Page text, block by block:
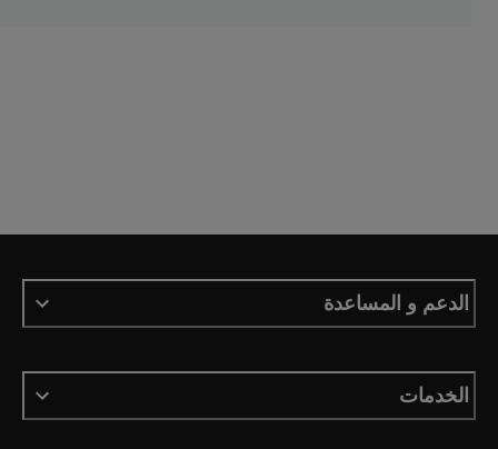
الدعم و المساعدة
الخدمات